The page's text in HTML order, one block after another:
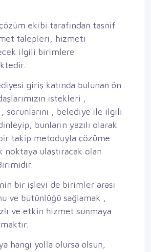
ekibi tarafından tasnif
talepleri, hizmeti
ilgili birimlere
giriş katında bulunan ön
istekleri ,
sorunlarını , belediye ile ilgili
bunların yazılı olarak
takip metoduyla çözüme
noktaya ulaştıracak olan
bir işlevi de birimler arası
ve bütünlüğü sağlamak ,
ve etkin hizmet sunmaya
hangi yolla olursa olsun,